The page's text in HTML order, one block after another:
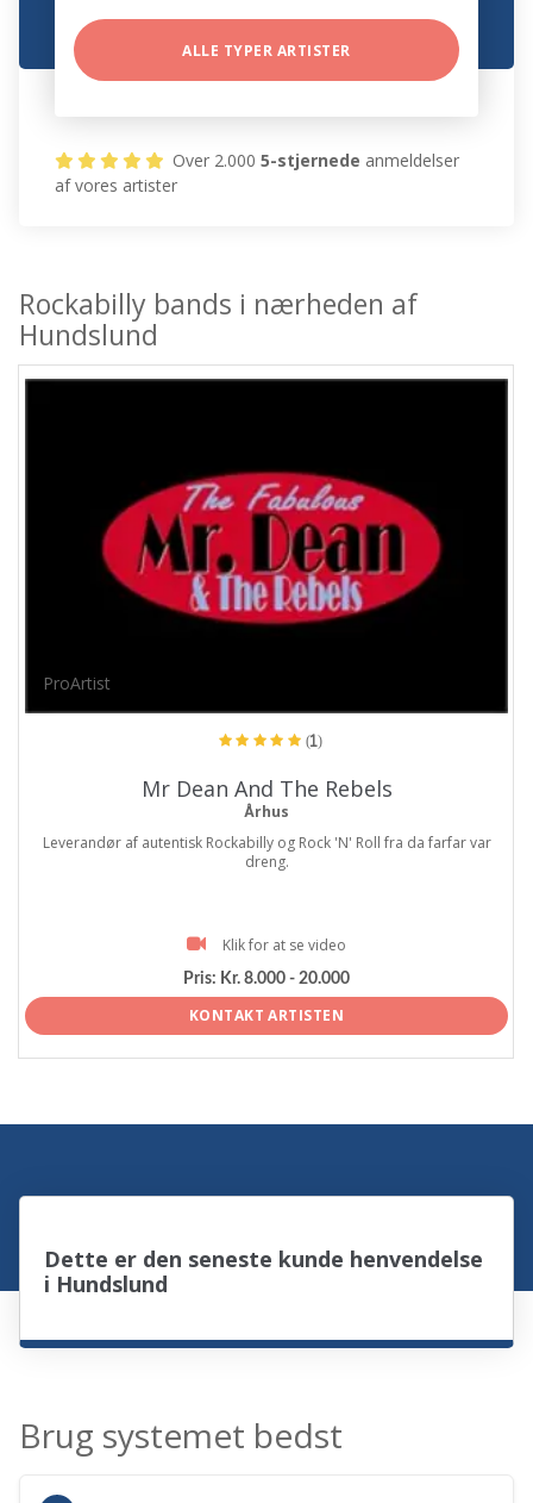
ALLE TYPER ARTISTER
Over 2.0005-stjernede anmeldelser
af vores artister
Rockabilly bands i nærheden af
Hundslund
ProArtist
(1)
Mr Dean And The Rebels
Århus
Leverandør af autentisk Rockabilly og Rock 'N' Roll fra da farfar var
dreng.
Klik for at se video
Pris: Kr. 8.000 - 20.000
KONTAKT ARTISTEN
Dette er den seneste kunde henvendelse
i Hundslund
Brug systemet bedst